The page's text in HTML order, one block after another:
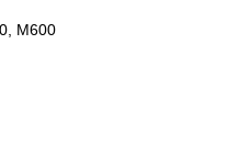
M600